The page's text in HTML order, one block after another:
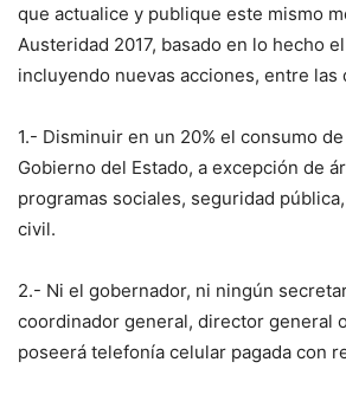
que actualice y publique este mismo
Austeridad 2017, basado en lo hecho
incluyendo nuevas acciones, entre las
1.- Disminuir en un 20% el consumo
Gobierno del Estado, a excepción de
programas sociales, seguridad
civil.
2.- Ni el gobernador, ni ningún
coordinador general, director general
poseerá telefonía celular pagada con